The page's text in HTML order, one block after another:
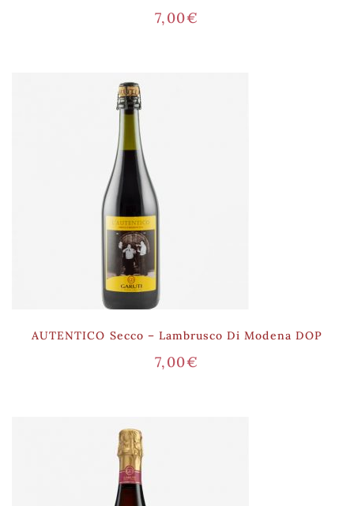
7,00€
AUTENTICO Secco – Lambrusco Di Modena DOP
7,00€